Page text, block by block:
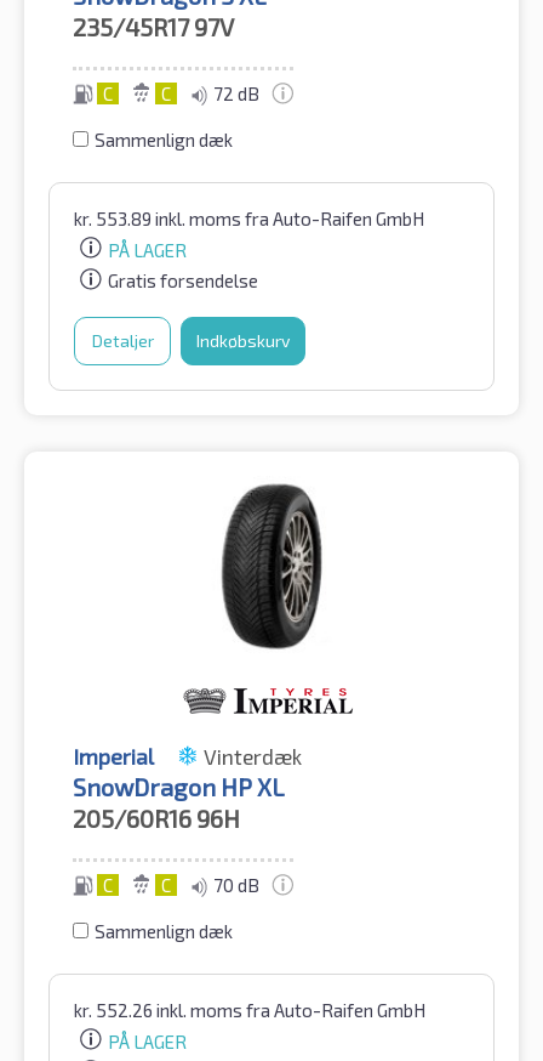
235/45R17 97V
C C 72 dB
Sammenlign dæk
kr. 553.89 inkl. moms fra Auto-Raifen GmbH
PÅ LAGER
Gratis forsendelse
Detaljer Indkøbskurv
Imperial Vinterdæk
SnowDragon HP XL
205/60R16 96H
C C 70 dB
Sammenlign dæk
kr. 552.26 inkl. moms fra Auto-Raifen GmbH
PÅ LAGER